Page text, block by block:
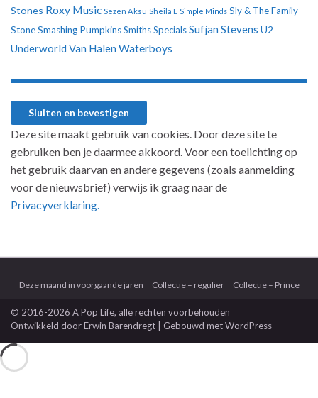
Stones Roxy Music Sezen Aksu Sheila E Simple Minds Sly & The Family
StoneSmashing PumpkinsSmithsSpecialsSufjan Stevens U2
Underworld Van Halen Waterboys
Deze site maakt gebruik van cookies. Door deze site te
gebruiken ben je daarmee akkoord. Voor een toelichting op
het gebruik daarvan en andere gegevens (zoals aanmelding
voor de nieuwsbrief) verwijs ik graag naar de
Privacyverklaring.
Deze maand in voorgaande jaren Collectie – regulier Collectie – Prince
© 2016-2026 A Pop Life, alle rechten voorbehouden
Ontwikkeld doorErwin Barendregt | Gebouwd metWordPress